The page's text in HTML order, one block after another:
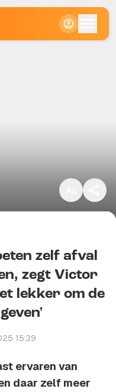
zelf afval
zegt Victor
lekker om de
15:39
ervaren van
daar zelf meer